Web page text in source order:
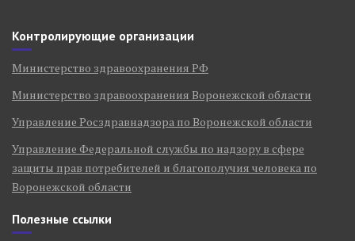
Контролирующие организации
Министерство здравоохранения РФ
Министерство здравоохранения Воронежской области
Управление Росздравнадзора по Воронежской области
Управление Федеральной службы по надзору в сфере
защиты прав потребителей и благополучия человека по
Воронежской области
Полезные ссылки